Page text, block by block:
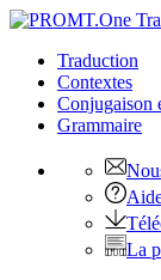
Traduction
Contextes
Conjugaison
Grammaire
La